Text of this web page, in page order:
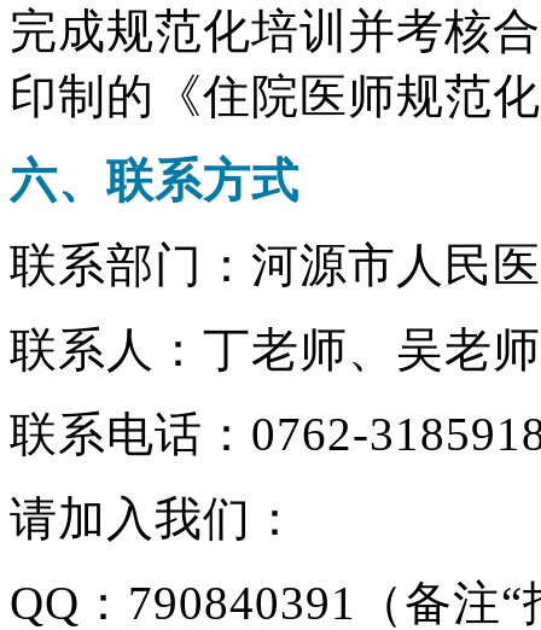
完成规范化培训并考核
印制的《住院医师规范
六、联系方式
联系部门：河源市人民
联系人：丁老师、吴老师
联系电话：0762-
请加入我们：
QQ：790840391（备注